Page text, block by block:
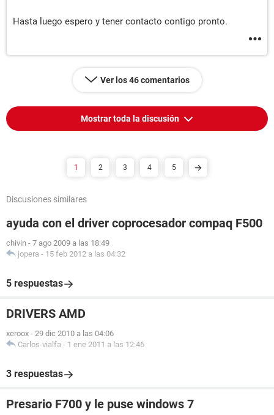
Hasta luego espero y tener contacto contigo pronto.
Ver los 46 comentarios
Mostrar toda la discusión
1 2 3 4 5
Discusiones similares
ayuda con el driver coprocesador compaq F500
chivin - 7 ago 2009 a las 18:49
jopera - 15 feb 2012 a las 04:32
5 respuestas
DRIVERS AMD
xeroox - 29 dic 2010 a las 04:06
Carlos-vialfa - 1 ene 2011 a las 12:46
3 respuestas
Presario F700 y le puse windows 7